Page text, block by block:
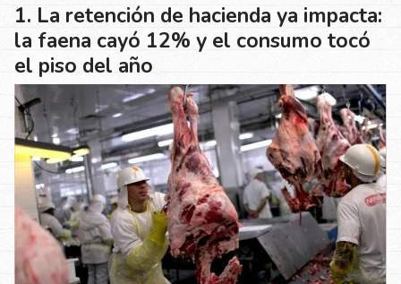
La retención de hacienda ya impacta:
la faena cayó 12% y el consumo tocó
el piso del año